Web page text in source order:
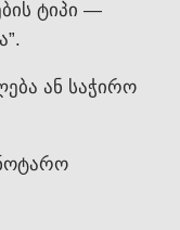
ტიპი —
ან საჭირო